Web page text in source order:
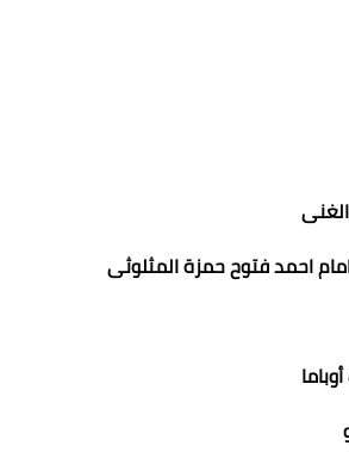
احمد فتوح حمزة المثلوثى